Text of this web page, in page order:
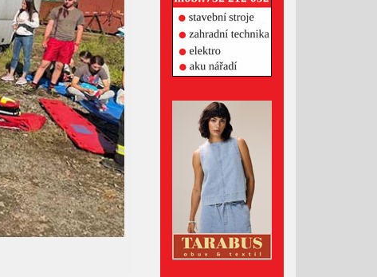
Prosinec 2024
Listopad 2024
Říjen 2024
Srpen 2024
Červenec 2024
Červen 2024
Květen 2024
Duben 2024
Březen 2024
Únor 2024